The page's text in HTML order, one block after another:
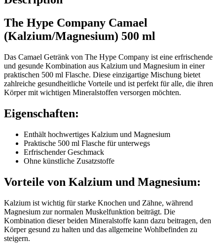
The Hype Company Camael
(Kalzium/Magnesium) 500 ml
Das Camael Getränk von The Hype Company ist eine erfrischende
und gesunde Kombination aus Kalzium und Magnesium in einer
praktischen 500 ml Flasche. Diese einzigartige Mischung bietet
zahlreiche gesundheitliche Vorteile und ist perfekt für alle, die ihren
Körper mit wichtigen Mineralstoffen versorgen möchten.
Eigenschaften:
Enthält hochwertiges Kalzium und Magnesium
Praktische 500 ml Flasche für unterwegs
Erfrischender Geschmack
Ohne künstliche Zusatzstoffe
Vorteile von Kalzium und Magnesium:
Kalzium ist wichtig für starke Knochen und Zähne, während
Magnesium zur normalen Muskelfunktion beiträgt. Die
Kombination dieser beiden Mineralstoffe kann dazu beitragen, den
Körper gesund zu halten und das allgemeine Wohlbefinden zu
steigern.